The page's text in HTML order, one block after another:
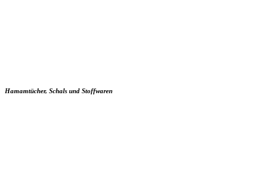
Hamamtücher, Schals und Stoffwaren